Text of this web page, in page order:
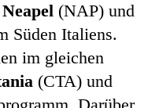
Neapel (NAP) und
Süden Italiens.
im gleichen
(CTA) und